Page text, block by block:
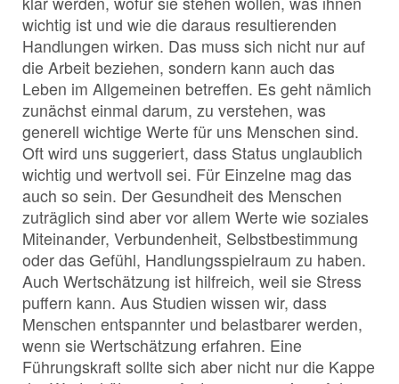
wichtig ist und wie die daraus resultierenden
Handlungen wirken. Das muss sich nicht nur auf
die Arbeit beziehen, sondern kann auch das
Leben im Allgemeinen betreffen. Es geht nämlich
zunächst einmal darum, zu verstehen, was
generell wichtige Werte für uns Menschen sind.
Oft wird uns suggeriert, dass Status unglaublich
wichtig und wertvoll sei. Für Einzelne mag das
auch so sein. Der Gesundheit des Menschen
zuträglich sind aber vor allem Werte wie soziales
Miteinander, Verbundenheit, Selbstbestimmung
oder das Gefühl, Handlungsspielraum zu haben.
Auch Wertschätzung ist hilfreich, weil sie Stress
puffern kann. Aus Studien wissen wir, dass
Menschen entspannter und belastbarer werden,
wenn sie Wertschätzung erfahren. Eine
Führungskraft sollte sich aber nicht nur die Kappe